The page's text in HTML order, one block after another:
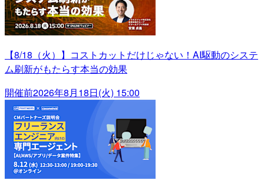
【8/18（火）】コストカットだけじゃない！AI駆動のシステ
ム刷新がもたらす本当の効果
開催前2026年8月18日(火) 15:00